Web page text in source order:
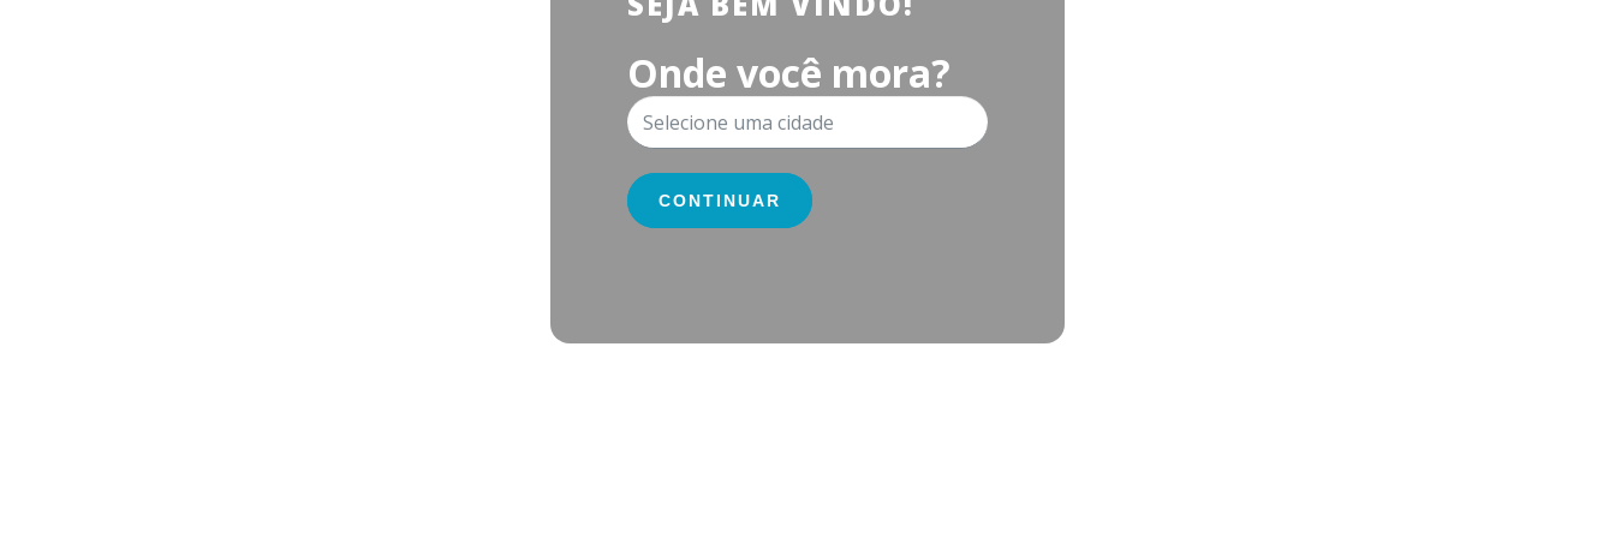
Onde você mora?
CONTINUAR